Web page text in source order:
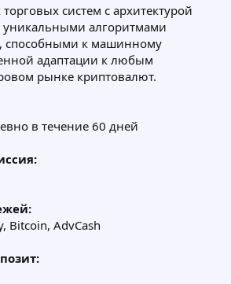
систем с архитектурой
уникальными алгоритмами
способными к машинному
адаптации к любым
рынке криптовалют.
в течение 60 дней
Bitcoin, AdvCash